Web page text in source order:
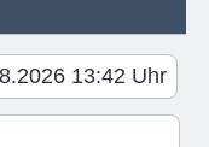
13:42 Uhr